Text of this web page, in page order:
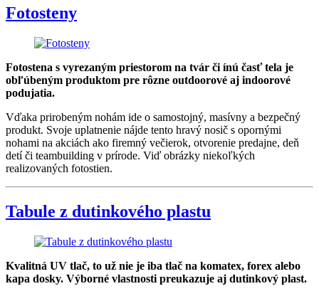
Fotosteny
Fotostena s vyrezaným priestorom na tvár či ínú časť tela je
obľúbeným produktom pre rôzne outdoorové aj indoorové
podujatia.
Vďaka prirobeným nohám ide o samostojný, masívny a bezpečný
produkt. Svoje uplatnenie nájde tento hravý nosič s opornými
nohami na akciách ako firemný večierok, otvorenie predajne, deň
detí či teambuilding v prírode. Viď obrázky niekoľkých
realizovaných fotostien.
Tabule z dutinkového plastu
Kvalitná UV tlač, to už nie je iba tlač na komatex, forex alebo
kapa dosky. Výborné vlastnosti preukazuje aj dutinkový plast.